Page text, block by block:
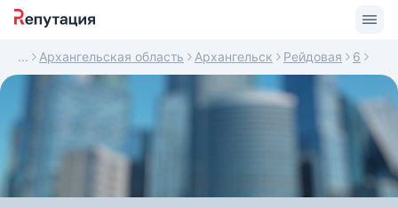
Архангельская область Архангельск Рейдовая 6